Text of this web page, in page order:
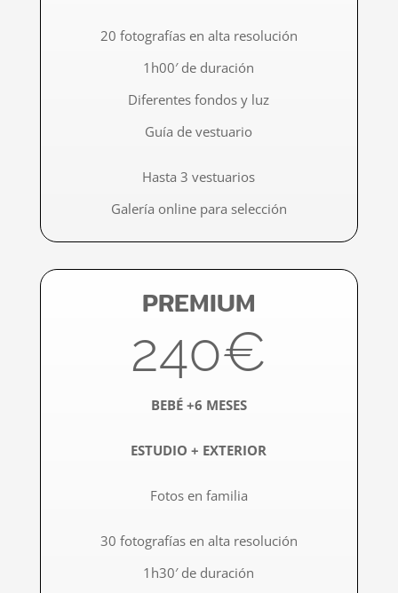
20 fotografías en alta resolución​
1h00′ de duración
Diferentes fondos y luz
Guía de vestuario
Hasta 3 vestuarios
Galería online para selección
PREMIUM
240€
BEBÉ +6 MESES
ESTUDIO + EXTERIOR
Fotos en familia
30 fotografías en alta resolución​
1h30′ de duración